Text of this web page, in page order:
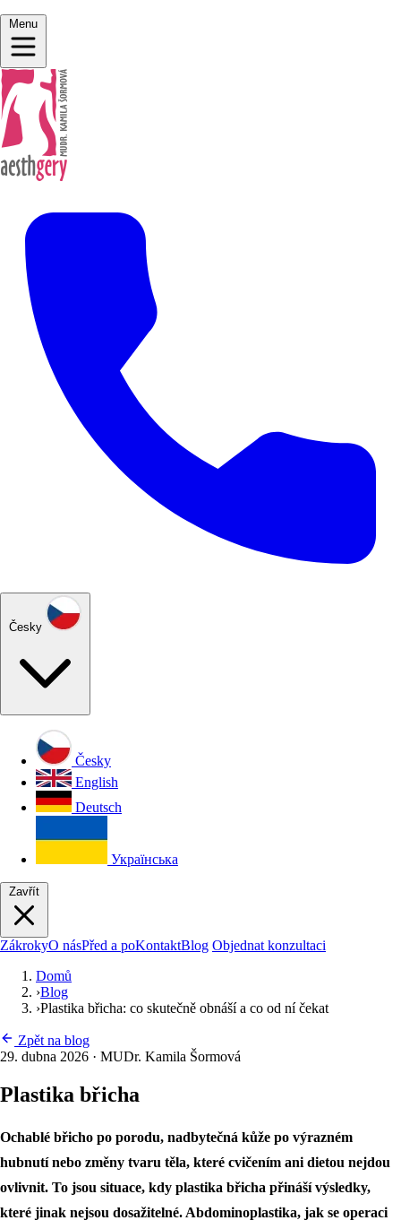
Menu
Česky
Česky
English
Deutsch
Українська
Zavřít
ZákrokyO násPřed a poKontaktBlog Objednat konzultaci
Domů
›Blog
›Plastika břicha: co skutečně obnáší a co od ní čekat
Zpět na blog
29. dubna 2026 · MUDr. Kamila Šormová
Plastika břicha
Ochablé břicho po porodu, nadbytečná kůže po výrazném
hubnutí nebo změny tvaru těla, které cvičením ani dietou nejdou
ovlivnit. To jsou situace, kdy plastika břicha přináší výsledky,
které jinak nejsou dosažitelné. Abdominoplastika, jak se operaci